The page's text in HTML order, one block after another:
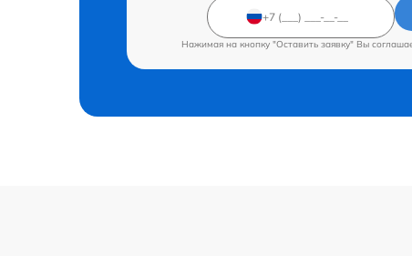
Нажимая на кнопку "Оставить заявку" Вы